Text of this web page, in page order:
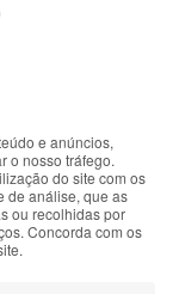
using
the
e anúncios,
o nosso tráfego.
do site com os
de análise, que as
ou recolhidas por
Concorda com os